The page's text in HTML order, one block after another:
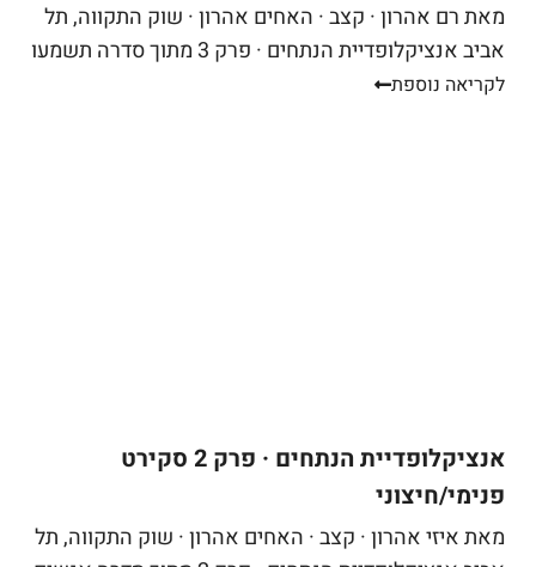
מאת רם אהרון · קצב · האחים אהרון · שוק התקווה, תל
אביב אנציקלופדיית הנתחים · פרק 3 מתוך סדרה תשמעו
סיפור. אתם באים לאחת ממסעדות הבשר הטובות...
לקריאה נוספת
אנציקלופדיית הנתחים · פרק 2 סקירט
פנימי/חיצוני
מאת איזי אהרון · קצב · האחים אהרון · שוק התקווה, תל